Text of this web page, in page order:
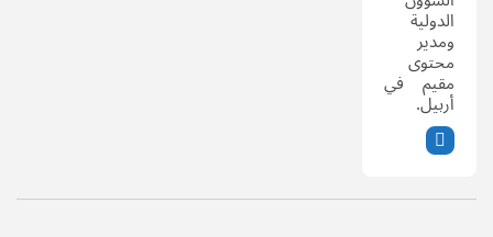
الدولية
ومدير
محتوى
مقيم في
أربيل.